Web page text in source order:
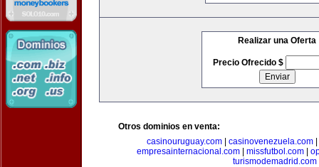
Realizar una Oferta
Precio Ofrecido $
Otros dominios en venta:
casinouruguay.com| casinovenezuela.com|
empresainternacional.com| missfutbol.com|
turismodemadrid.com